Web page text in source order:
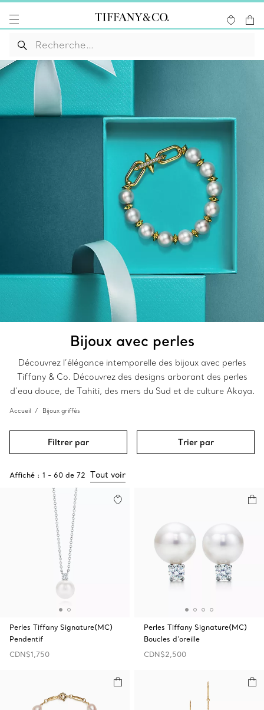
Bijoux avec perles
Découvrez l’élégance intemporelle des bijoux avec perles
Tiffany & Co. Découvrez des designs arborant des perles
d’eau douce, de Tahiti, des mers du Sud et de culture Akoya.
Accueil Bijoux griffés
Filtrer par Trier par
Affiché : 1 - 60 de 72 Tout voir
Perles Tiffany Signature(MC)
Pendentif
CDN$1,750
Perles Tiffany Signature(MC)
Boucles d’oreille
CDN$2,500